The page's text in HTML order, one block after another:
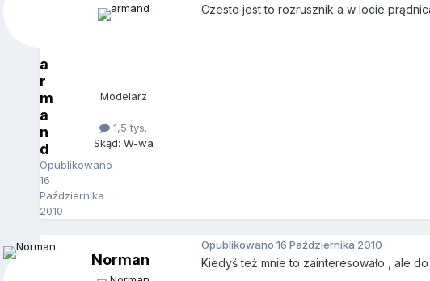
a
r
m
a
n
d
Opublikowano
16
Października
2010
Modelarz
1,5 tys.
Skąd: W-wa
Czesto jest to rozrusznik a w locie
Norman
Opublikowano 16 Października 2010
Kiedyś też mnie to zainteresowało , ale